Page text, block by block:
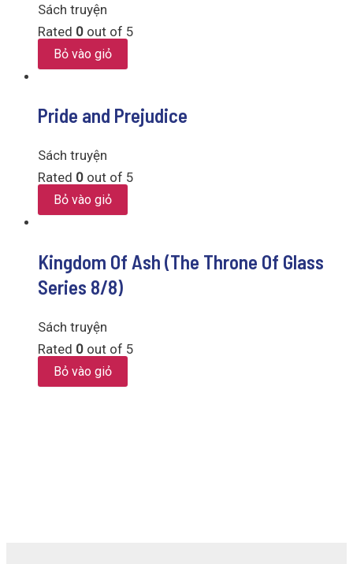
Sách truyện
Rated 0 out of 5
Bỏ vào giỏ
Pride and Prejudice
Sách truyện
Rated 0 out of 5
Bỏ vào giỏ
Kingdom Of Ash (The Throne Of Glass
Series 8/8)
Sách truyện
Rated 0 out of 5
Bỏ vào giỏ